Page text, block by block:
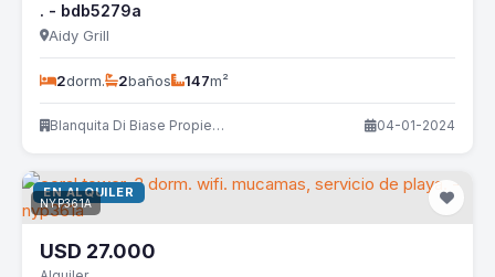
. - bdb5279a
Aidy Grill
2dorm. 2baños 147m²
Blanquita Di Biase Propiedades 04-01-2024
EN ALQUILER
NYP361A
USD 27.000